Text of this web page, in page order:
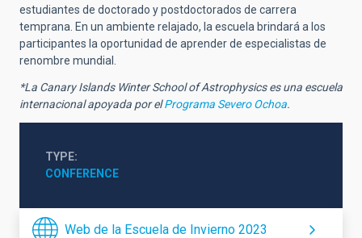
estudiantes de doctorado y postdoctorados de carrera
temprana. En un ambiente relajado, la escuela brindará a los
participantes la oportunidad de aprender de especialistas de
renombre mundial.
*La Canary Islands Winter School of Astrophysics es una escuela
internacional apoyada por elPrograma Severo Ochoa.
TYPE
CONFERENCE
Web de la Escuela de Invierno 2023